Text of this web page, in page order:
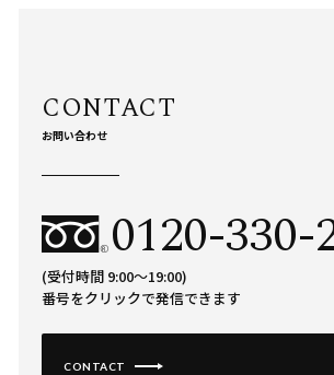
お問い合わせ
0120-330-
(受付時間 9:00〜19:00)
番号をクリックで発信できます
CONTACT